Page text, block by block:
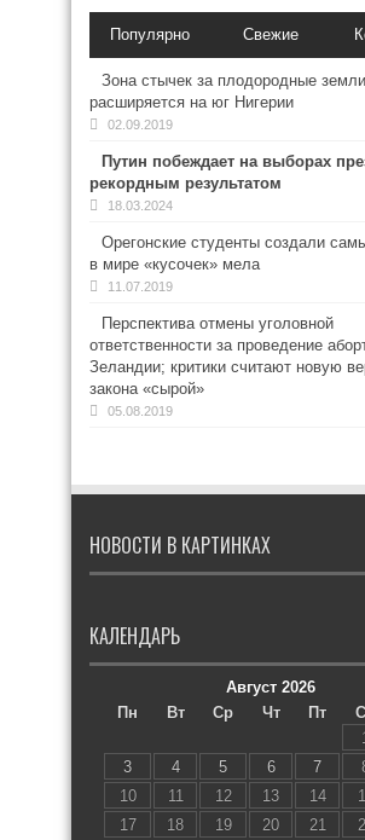
Популярно Свежие
Зона стычек за плодородные земли
расширяется на юг Нигерии
02.09.2019
Путин побеждает на выборах
рекордным результатом
18.03.2024
Орегонские студенты создали
в мире «кусочек» мела
11.07.2019
Перспектива отмены уголовной
ответственности за проведение
Зеландии; критики считают новую
закона «сырой»
05.08.2019
НОВОСТИ В КАРТИНКАХ
КАЛЕНДАРЬ
Август 2026
Пн
Вт Ср Чт Пт
3
4 5 6 7
10
11 12 13 14
17
18 19 20 21